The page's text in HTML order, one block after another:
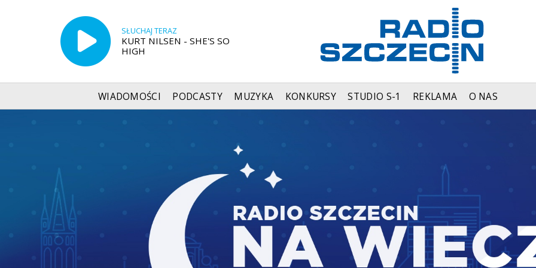
SŁUCHAJ TERAZ
KURT NILSEN - SHE'S SO
HIGH
WIADOMOŚCI PODCASTY MUZYKA KONKURSY STUDIO S-1 REKLAMA O NAS